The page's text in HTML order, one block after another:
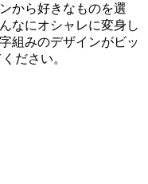
から好きなものを選
なにオシャレに変身し
組みのデザインがビッ
ださい。